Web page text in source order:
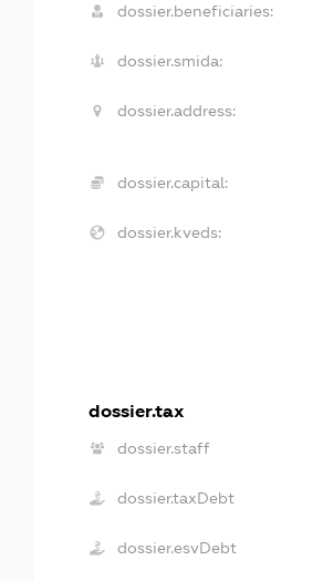
dossier.beneficiaries:
dossier.smida:
dossier.address:
dossier.capital:
dossier.kveds:
dossier.tax
dossier.staff
dossier.taxDebt
dossier.esvDebt